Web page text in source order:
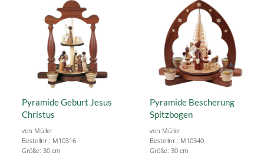
Pyramide Geburt Jesus
Christus
von Müller
Bestellnr.: M10316
Größe: 30 cm
Pyramide Bescherung
Spitzbogen
von Müller
Bestellnr.: M10340
Größe: 30 cm